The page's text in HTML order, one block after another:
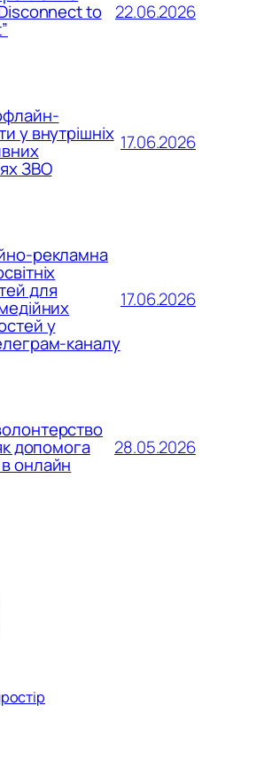
to 22.06.2026
у внутрішніх
ЗВО
17.06.2026
рекламна
для
у
каналу
17.06.2026
допомога
онлайн
28.05.2026